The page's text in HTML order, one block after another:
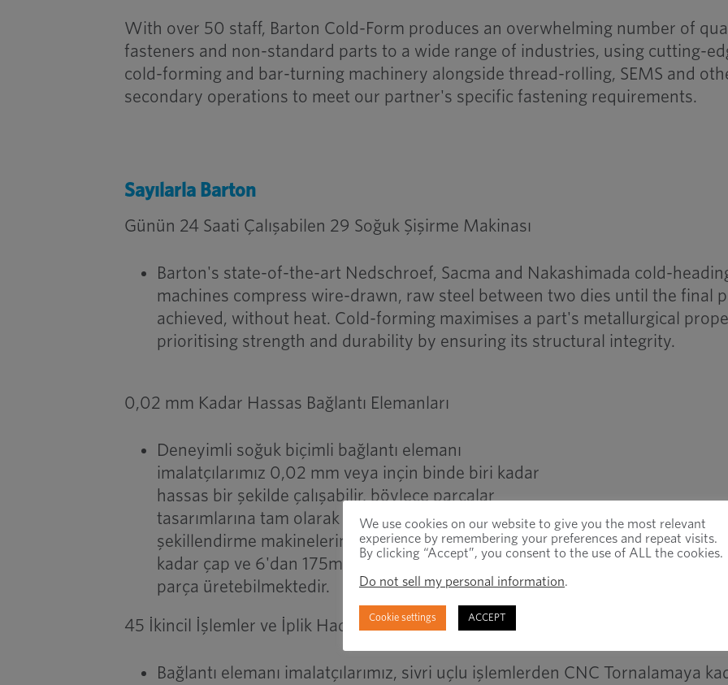
With over 50 staff, Barton Cold-Form produces an overwhelming number of
fasteners and non-standard parts to a wide range of industries, using cutting-
cold-forming and bar-turning machinery alongside thread-rolling, SEMS and
secondary operations to meet our partner's specific fastening requirements.
Sayılarla Barton
Günün 24 Saati Çalışabilen 29 Soğuk Şişirme Makinası
Barton's state-of-the-art Nedschroef, Sacma and Nakashimada cold-
machines compress wire-drawn, raw steel between two dies until the final
achieved, without heat. Cold-forming maximises a part's metallurgical
prioritising strength and durability by ensuring its structural integrity.
0,02 mm Kadar Hassas Bağlantı Elemanları
Deneyimli soğuk biçimli bağlantı elemanı
imalatçılarımız 0,02 mm veya inçin binde biri kadar
hassas bir şekilde çalışabilir, böylece parçalar
tasarımlarına tam olarak eşlenir. Soğuk
şekillendirme makinelerimiz 2mm'den 18mm'ye
kadar çap ve 6'dan 175mm'ye kadar uzunluklarda
parça üretebilmektedir.
45 İkincil İşlemler ve İplik Haddeleme Makineleri
Bağlantı elemanı imalatçılarımız, sivri uçlu işlemlerden CNC Tornalamaya
We use cookies on our website to give you the most relevant
experience by remembering your preferences and repeat visits.
By clicking “Accept”, you consent to the use of ALL the cookies.
Do not sell my personal information.
Cookie settings ACCEPT